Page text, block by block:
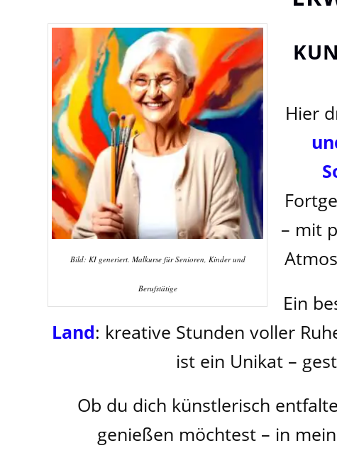
Bild: KI generiert. Malkurse für Senioren, Kinder und
Berufstätige
Hier
– mit
Ein
Land: kreative Stunden voller
ist ein Unikat –
Ob du dich künstlerisch
genießen möchtest – in